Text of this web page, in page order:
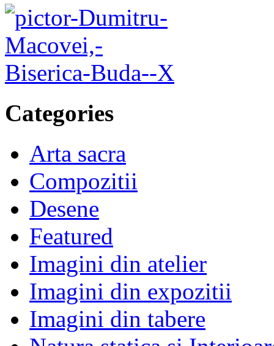
Categories
Arta sacra
Compozitii
Desene
Featured
Imagini din atelier
Imagini din expozitii
Imagini din tabere